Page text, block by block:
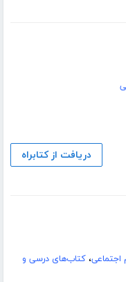
دریافت از کتابراه
اجتماعی،کتاب‌های درسی و